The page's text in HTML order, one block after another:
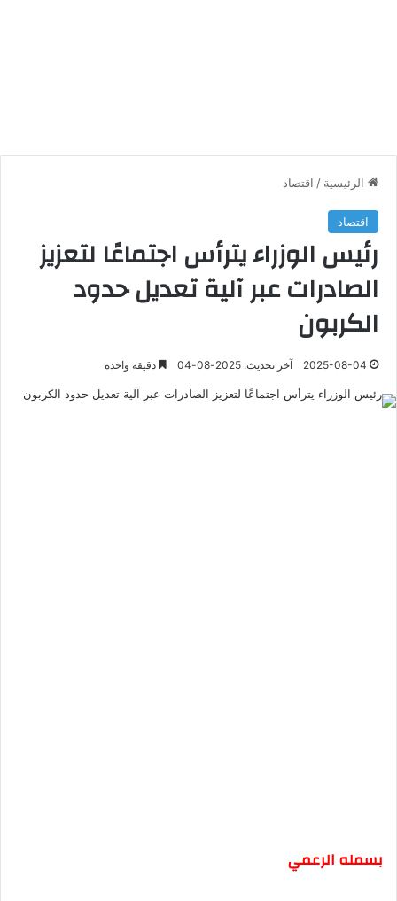
الرئيسية / اقتصاد
اقتصاد
رئيس الوزراء يترأس اجتماعًا لتعزيز
الصادرات عبر آلية تعديل حدود
الكربون
2025-08-04 آخر تحديث: 2025-08-04 دقيقة واحدة
بسمله الرعمي